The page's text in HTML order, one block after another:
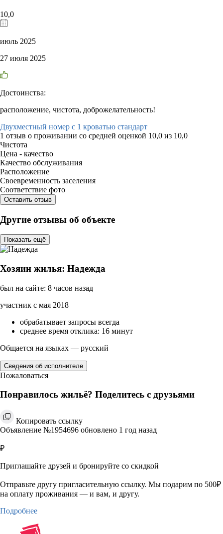
10,0
июль 2025
27 июля 2025
Достоинства:
расположение, чистота, доброжелательность!
Двухместный номер с 1 кроватью стандарт
1 отзыв о проживании со средней оценкой 10,0 из 10,0
Чистота
Цена - качество
Качество обслуживания
Расположение
Своевременность заселения
Соответствие фото
Оставить отзыв
Другие отзывы об объекте
Показать ещё
Хозяин жилья: Надежда
был на сайте: 8 часов назад
участник с мая 2018
обрабатывает запросы всегда
среднее время отклика: 16 минут
Общается на языках — русский
Сведения об исполнителе
Пожаловаться
Понравилось жильё? Поделитесь с друзьями
Копировать ссылку
Объявление №1954696 обновлено 1 год назад
₽
Приглашайте друзей и бронируйте со скидкой
Отправьте другу пригласительную ссылку. Мы подарим по 500₽
на оплату проживания — и вам, и другу.
Подробнее